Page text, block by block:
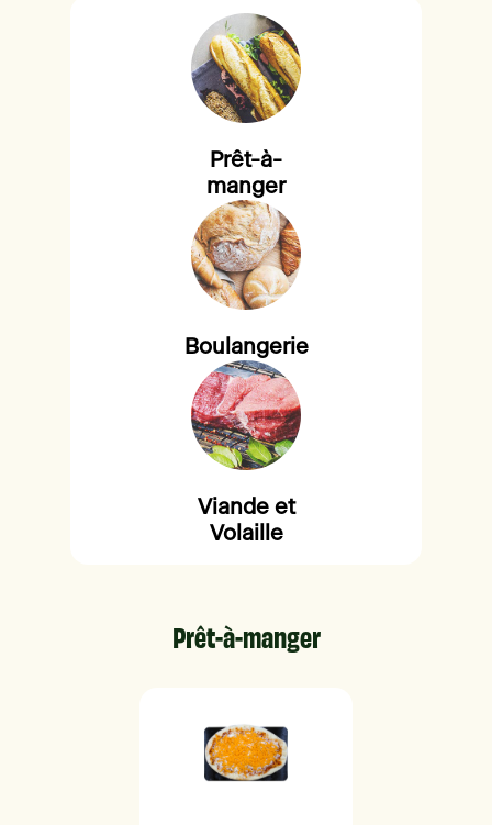
Prêt-à-
manger
Boulangerie
Viande et
Volaille
Prêt-à-manger